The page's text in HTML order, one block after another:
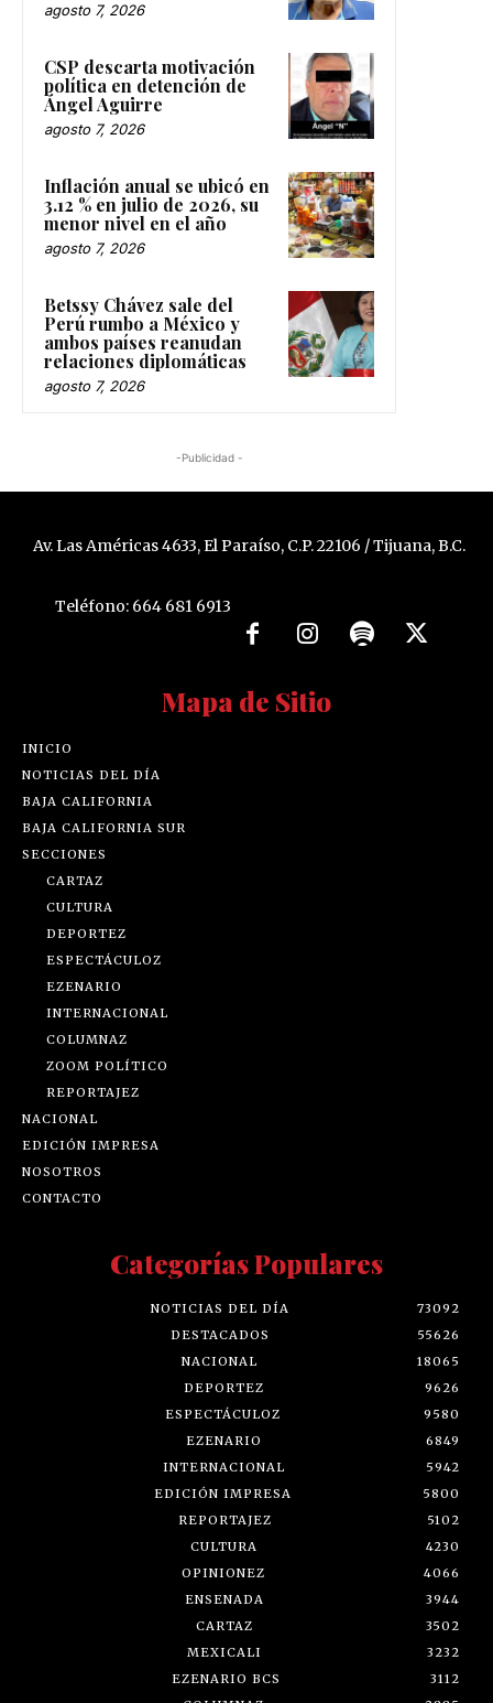
agosto 7, 2026
CSP descarta motivación
política en detención de
Ángel Aguirre
agosto 7, 2026
Inflación anual se ubicó en
3.12 % en julio de 2026, su
menor nivel en el año
agosto 7, 2026
Betssy Chávez sale del
Perú rumbo a México y
ambos países reanudan
relaciones diplomáticas
agosto 7, 2026
-Publicidad -
Av. Las Américas 4633, El Paraíso, C.P. 22106 / Tijuana, B.C.
Teléfono: 664 681 6913
Mapa de Sitio
INICIO
NOTICIAS DEL DÍA
BAJA CALIFORNIA
BAJA CALIFORNIA SUR
SECCIONES
CARTAZ
CULTURA
DEPORTEZ
ESPECTÁCULOZ
EZENARIO
INTERNACIONAL
COLUMNAZ
ZOOM POLÍTICO
REPORTAJEZ
NACIONAL
EDICIÓN IMPRESA
NOSOTROS
CONTACTO
Categorías Populares
NOTICIAS DEL DÍA
73092
DESTACADOS
55626
NACIONAL
18065
DEPORTEZ
9626
ESPECTÁCULOZ
9580
EZENARIO
6849
INTERNACIONAL
5942
EDICIÓN IMPRESA
5800
REPORTAJEZ
5102
CULTURA
4230
OPINIONEZ
4066
ENSENADA
3944
CARTAZ
3502
MEXICALI
3232
EZENARIO BCS
3112